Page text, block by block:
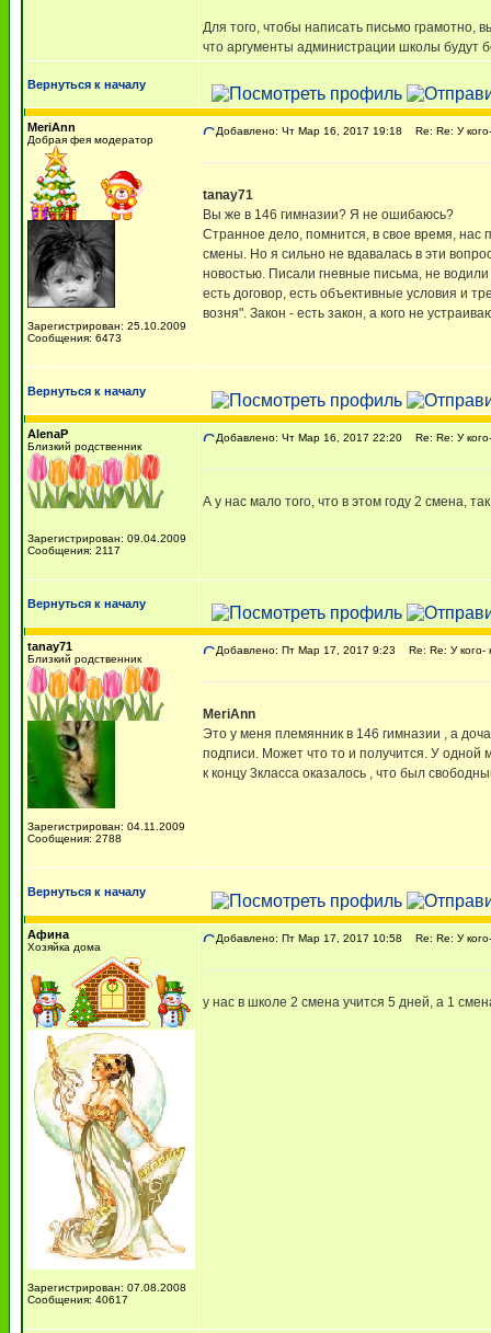
Для того, чтобы написать письмо грамотно,
что аргументы администрации школы будут
Вернуться к началу
MeriAnn
Добрая фея модератор
Зарегистрирован: 25.10.2009
Сообщения: 6473
Добавлено: Чт Мар 16, 2017 19:18 Re: Re: У
tanay71
Вы же в 146 гимназии? Я не ошибаюсь?
Странное дело, помнится, в свое время, нас
смены. Но я сильно не вдавалась в эти
новостью. Писали гневные письма, не
есть договор, есть объективные условия и
возня". Закон - есть закон, а кого не
Вернуться к началу
AlenaP
Близкий родственник
Зарегистрирован: 09.04.2009
Сообщения: 2117
Добавлено: Чт Мар 16, 2017 22:20 Re: Re: У
А у нас мало того, что в этом году 2 смена,
Вернуться к началу
tanay71
Близкий родственник
Зарегистрирован: 04.11.2009
Сообщения: 2788
Добавлено: Пт Мар 17, 2017 9:23 Re: Re: У кого-
MeriAnn
Это у меня племянник в 146 гимназии , а
подписи. Может что то и получится. У одной
к концу 3класса оказалось , что был
Вернуться к началу
Афина
Хозяйка дома
Зарегистрирован: 07.08.2008
Сообщения: 40617
Добавлено: Пт Мар 17, 2017 10:58 Re: Re: У
у нас в школе 2 смена учится 5 дней, а 1